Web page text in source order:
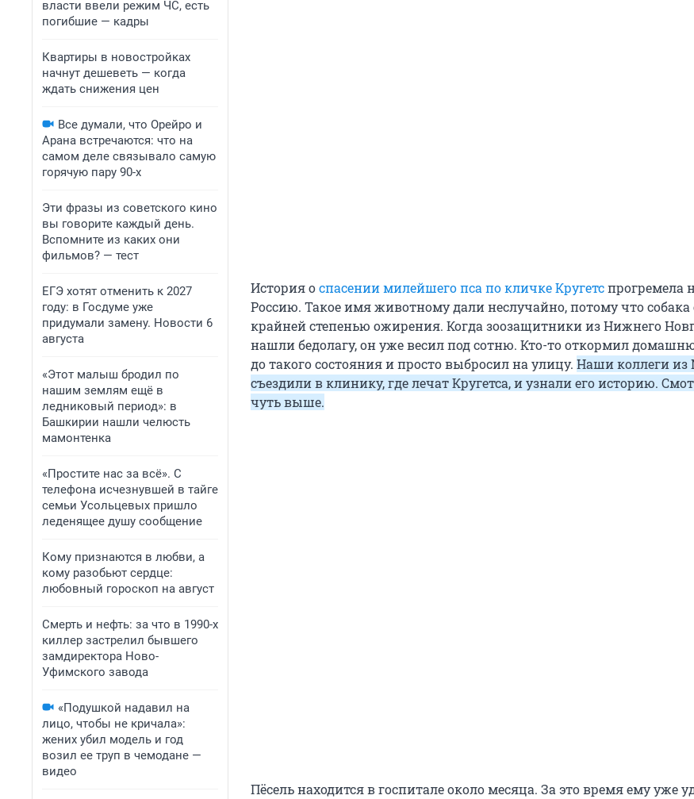
власти ввели режим ЧС, есть
погибшие — кадры
Квартиры в новостройках
начнут дешеветь — когда
ждать снижения цен
Все думали, что Орейро и
Арана встречаются: что на
самом деле связывало самую
горячую пару 90-х
Эти фразы из советского кино
вы говорите каждый день.
Вспомните из каких они
фильмов? — тест
ЕГЭ хотят отменить к 2027
году: в Госдуме уже
придумали замену. Новости 6
августа
«Этот малыш бродил по
нашим землям ещё в
ледниковый период»: в
Башкирии нашли челюсть
мамонтенка
«Простите нас за всё». С
телефона исчезнувшей в тайге
семьи Усольцевых пришло
леденящее душу сообщение
Кому признаются в любви, а
кому разобьют сердце:
любовный гороскоп на август
Смерть и нефть: за что в 1990-х
киллер застрелил бывшего
замдиректора Ново-
Уфимского завода
«Подушкой надавил на
лицо, чтобы не кричала»:
жених убил модель и год
возил ее труп в чемодане —
видео
История оспасении милейшего пса по кличке Кругетспрогремела
Россию. Такое имя животному дали неслучайно, потому что собака
крайней степенью ожирения. Когда зоозащитники из Нижнего
нашли бедолагу, он уже весил под сотню. Кто-то откормил
до такого состояния и просто выбросил на улицу. Наши коллеги из
съездили в клинику, где лечат Кругетса, и узнали его историю.
чуть выше.
Пёсель находится в госпитале около месяца. За это время ему уже